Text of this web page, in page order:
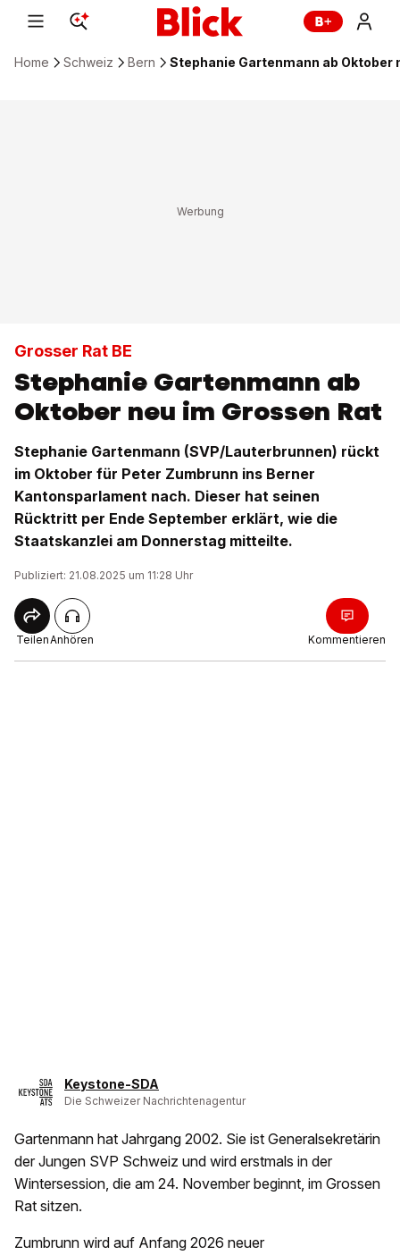
Home Schweiz Bern Stephanie Gartenmann ab Oktober
Grosser Rat BE
Stephanie Gartenmann ab
Oktober neu im Grossen Rat
Stephanie Gartenmann (SVP/Lauterbrunnen) rückt
im Oktober für Peter Zumbrunn ins Berner
Kantonsparlament nach. Dieser hat seinen
Rücktritt per Ende September erklärt, wie die
Staatskanzlei am Donnerstag mitteilte.
Publiziert: 21.08.2025 um 11:28 Uhr
TeilenAnhören Kommentieren
Keystone-SDA
Die Schweizer Nachrichtenagentur
Gartenmann hat Jahrgang 2002. Sie ist Generalsekretärin
der Jungen SVP Schweiz und wird erstmals in der
Wintersession, die am 24. November beginnt, im Grossen
Rat sitzen.
Zumbrunn wird auf Anfang 2026 neuer